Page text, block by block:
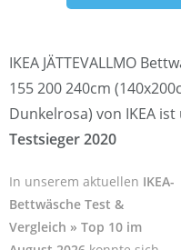
IKEA JÄTTEVALLMO
155 200 240cm
Dunkelrosa) von IKEA
Testsieger 2020
In unserem aktuellen IKEA-
Bettwäsche Test &
Vergleich » Top 10 im